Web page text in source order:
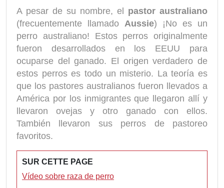
A pesar de su nombre, el pastor australiano
(frecuentemente llamado Aussie) ¡No es un
perro australiano! Estos perros originalmente
fueron desarrollados en los EEUU para
ocuparse del ganado. El origen verdadero de
estos perros es todo un misterio. La teoría es
que los pastores australianos fueron llevados a
América por los inmigrantes que llegaron allí y
llevaron ovejas y otro ganado con ellos.
También llevaron sus perros de pastoreo
favoritos.
SUR CETTE PAGE
Vídeo sobre raza de perro